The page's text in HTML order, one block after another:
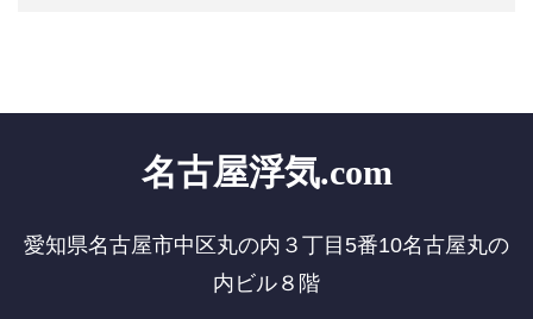
名古屋浮気.com
愛知県名古屋市中区丸の内３丁目5番10名古屋丸の
内ビル８階